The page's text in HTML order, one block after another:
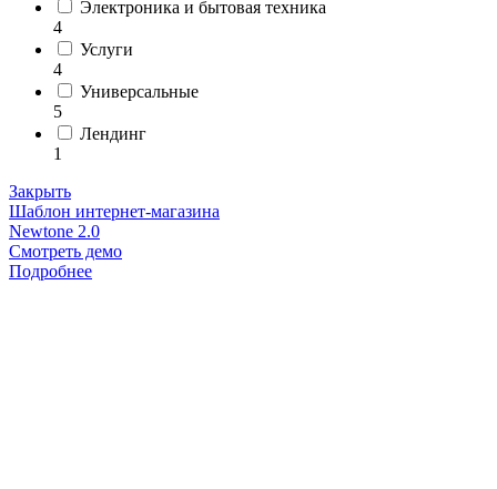
Электроника и бытовая техника
4
Услуги
4
Универсальные
5
Лендинг
1
Закрыть
Шаблон интернет-магазина
Newtone 2.0
Смотреть демо
Подробнее